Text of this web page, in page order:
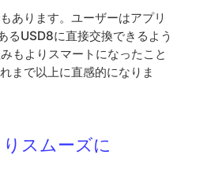
あります。ユーザーはアプリ
USD8に直接交換できるよう
もよりスマートになったこと
まで以上に直感的になりま
スムーズに